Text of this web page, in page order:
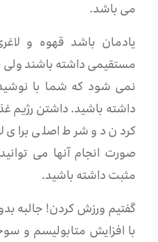
می باشد.
یادمان باشد قهوه و
مستقیمی داشته باشند ولی
نمی شود که شما با
داشته باشید. داشتن رژیم
کردن دو شرط اصلی برای
صورت انجام آنها می توانید
مثبت داشته باشید.
گفتیم ورزش کردن! جالبه
با افزایش متابولیسم و